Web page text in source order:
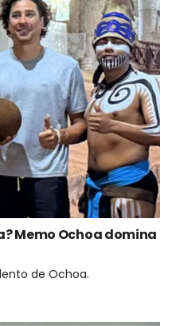
Memo Ochoa domina
de Ochoa.